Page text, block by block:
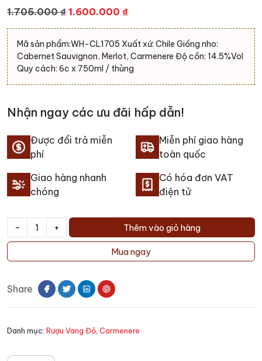
1.705.000₫ Giá
gốc
là:
1.705.000 ₫.
1.600.000 ₫Giá
hiện
tại
là:
1.600.000 ₫.
Mã sản phẩm:WH-CL1705 Xuất xứ: Chile Giống nho:
Cabernet Sauvignon, Merlot, Carmenere Độ cồn: 14.5%Vol
Quy cách: 6c x 750ml / thùng
Nhận ngay các ưu đãi hấp dẫn!
Được đổi trả miễn
phí
Miễn phí giao hàng
toàn quốc
Giao hàng nhanh
chóng
Có hóa đơn VAT
điện tử
-
Rượu
Milla
Vik
lượng
+ Thêm vào giỏ hàng
Mua ngay
Share
Danh mục: Rượu Vang Đỏ, Carmenere